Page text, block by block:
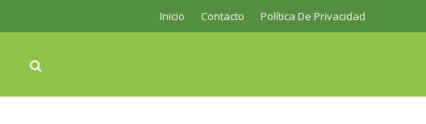
Inicio Contacto Política De Privacidad